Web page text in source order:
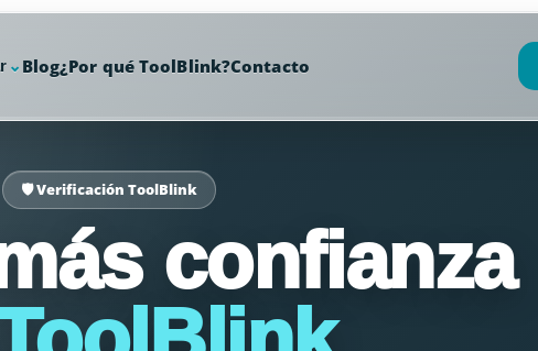
⌄ Blog¿Por qué ToolBlink?Contacto
🛡️ Verificación ToolBlink
confianza